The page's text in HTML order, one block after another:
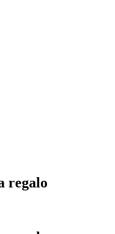
regalo